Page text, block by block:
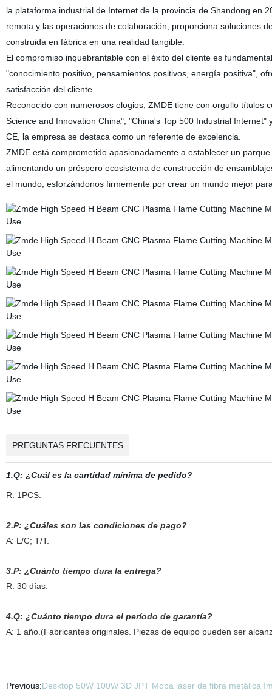
la plataforma industrial de Internet de la provincia de Shandong en
remota y las operaciones de colaboración, proporciona soluciones
construida en fábrica en una realidad tangible.
El compromiso inquebrantable con el éxito del cliente es
"conocimiento positivo, pensamientos positivos, energía positiva",
satisfacción del cliente.
Reconocido con numerosos elogios, ZMDE tiene con orgullo títulos
Science and Innovation China", "China's Top 500 Industrial
CE, la empresa se destaca como un referente de excelencia.
ZMDE está comprometido apasionadamente a establecer un
alimentando un próspero ecosistema de construcción de
el mundo, esforzándonos firmemente por crear un mundo mejor
PREGUNTAS FRECUENTES
1.Q: ¿Cuál es la cantidad mínima de pedido?
R: 1PCS.
2.P: ¿Cuáles son las condiciones de pago?
A: L/C; T/T.
3.P: ¿Cuánto tiempo dura la entrega?
R: 30 días.
4.Q: ¿Cuánto tiempo dura el período de garantía?
A: 1 año.(Fabricantes originales. Piezas de equipo pueden ser
Previous:Desktop 50W 100W 3D JPT Mopa láser de fibra metálica